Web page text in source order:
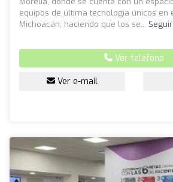
equipos de última tecnología únicos en
Michoacán, haciendo que los se...
Ver teléfono
Ver e-mail